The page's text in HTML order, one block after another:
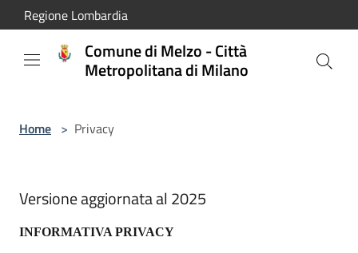
Salta al contenuto principale
Regione Lombardia
Comune di Melzo - Città
Metropolitana di Milano
Home > Privacy
Versione aggiornata al 2025
INFORMATIVA PRIVACY